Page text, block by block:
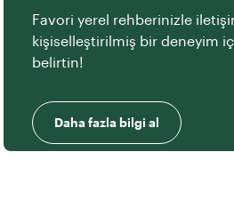
Favori yerel rehberinizle
kişiselleştirilmiş bir deneyim
belirtin!
Daha fazla bilgi al